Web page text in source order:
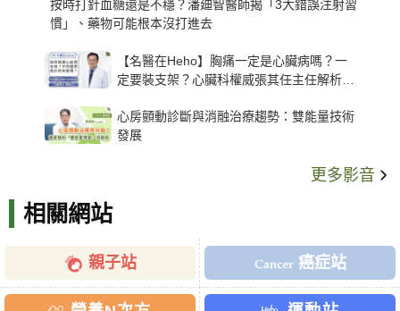
按時打針血糖還是不穩？潘廸智醫師揭「3大錯誤注射習
慣」、藥物可能根本沒打進去
【名醫在Heho】胸痛一定是心臟病嗎？一
定要裝支架？心臟科權威張其任主任解析支
心房顫動診斷與消融治療趨勢：雙能量技術
發展
更多影音
相關網站
親子站 癌症站